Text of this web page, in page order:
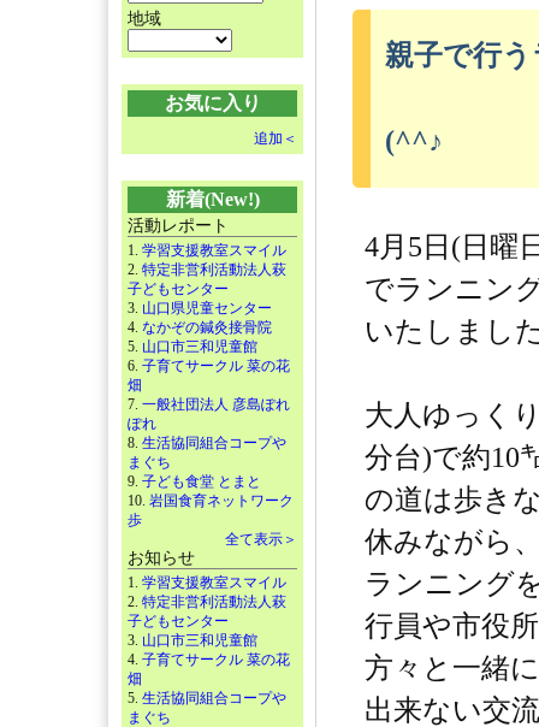
地域
お気に入り
追加＜
新着(New!)
活動レポート
1. 学習支援教室スマイル
2. 特定非営利活動法人萩
子どもセンター
3. 山口県児童センター
4. なかぞの鍼灸接骨院
5. 山口市三和児童館
6. 子育てサークル 菜の花
畑
7. 一般社団法人 彦島ぽれ
ぽれ
8. 生活協同組合コープや
まぐち
9. 子ども食堂 とまと
10. 岩国食育ネットワーク
歩
全て表示＞
お知らせ
1. 学習支援教室スマイル
2. 特定非営利活動法人萩
子どもセンター
3. 山口市三和児童館
4. 子育てサークル 菜の花
畑
5. 生活協同組合コープや
まぐち
親子で行
(^^♪
4月5日(日曜
でランニン
いたしまし
大人ゆっく
分台)で約10
の道は歩き
休みながら
ランニング
行員や市役
方々と一緒
出来ない交